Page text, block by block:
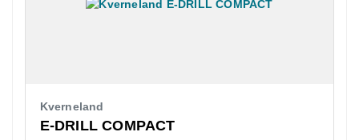
Kverneland
E-DRILL COMPACT